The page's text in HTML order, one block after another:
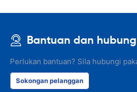
Bantuan dan
Perlukan bantuan? Sila hubungi
Sokongan pelanggan